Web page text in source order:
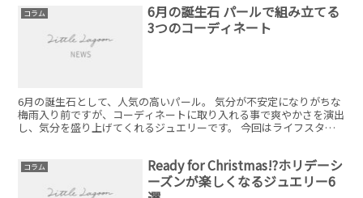
コラム
6月の誕生石 パールで組み立てる
3つのコーディネート
6月の誕生石として、人気の高いパール。 気分が不安定になりがちな
梅雨入り前ですが、コーディネートに取り入れる事で爽やかさを演出
し、気分を盛り上げてくれるジュエリーです。 今回はライフスタイ
コラム
Ready for Christmas!?ホリデーシ
ーズンが楽しくなるジュエリー6